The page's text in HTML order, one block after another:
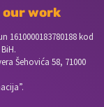
work
1610000183780188 kod
Šehovića 58, 71000